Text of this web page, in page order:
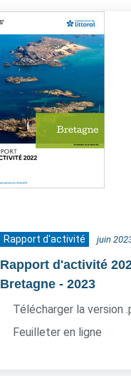
Rapport d'activité juin
Rapport d'activité
Bretagne - 2023
Télécharger la version
Feuilleter en ligne